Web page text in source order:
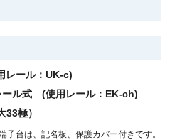
レール：UK-c)
ール式 (使用レール：EK-ch)
極）
子台は、記名板、保護カバー付きです。